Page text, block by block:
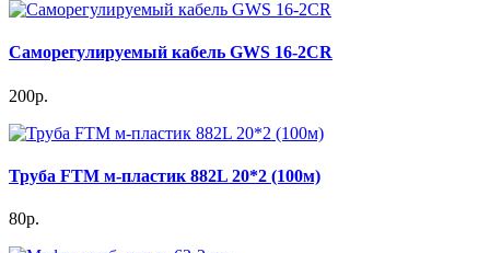
Саморегулируемый кабель GWS 16-2CR
200р.
Труба FTM м-пластик 882L 20*2 (100м)
80р.